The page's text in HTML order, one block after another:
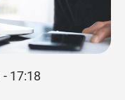
- 17:18